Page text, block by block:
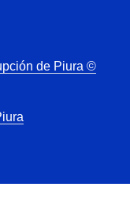
de Piura ©